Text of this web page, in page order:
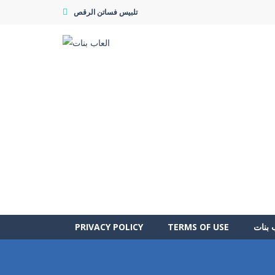
تلبيس فساتن الرقص
PRIVACY POLICY TERMS OF USE بنات